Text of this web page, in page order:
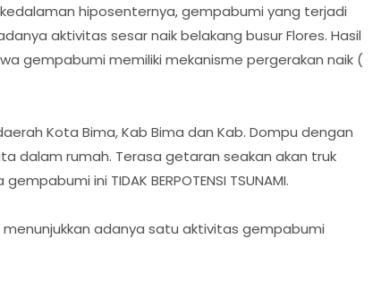
hiposenternya, gempabumi yang terjadi
aktivitas sesar naik belakang busur Flores. Hasil
gempabumi memiliki mekanisme pergerakan naik (
Kota Bima, Kab Bima dan Kab. Dompu dengan
dalam rumah. Terasa getaran seakan akan truk
ini TIDAK BERPOTENSI TSUNAMI.
menunjukkan adanya satu aktivitas gempabumi